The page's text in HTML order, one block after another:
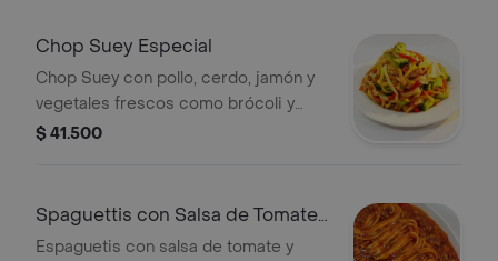
Chop Suey Especial
Chop Suey con pollo, cerdo, jamón y
vegetales frescos como brócoli y
pimientos.
$ 41.500
Spaguettis con Salsa de Tomate
y carne
Espaguetis con salsa de tomate y